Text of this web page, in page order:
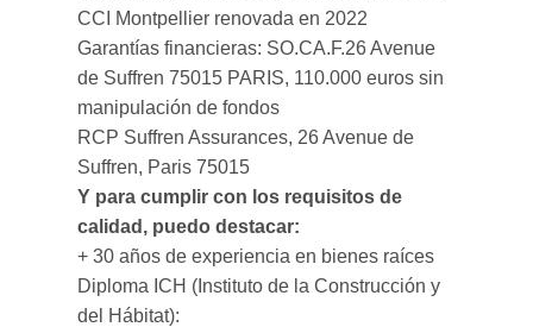
CCI Montpellier renovada en 2022
Garantías financieras: SO.CA.F.26 Avenue
de Suffren 75015 PARIS, 110.000 euros sin
manipulación de fondos
RCP Suffren Assurances, 26 Avenue de
Suffren, Paris 75015
Y para cumplir con los requisitos de
calidad, puedo destacar:
+ 30 años de experiencia en bienes raíces
Diploma ICH (Instituto de la Construcción y
del Hábitat):